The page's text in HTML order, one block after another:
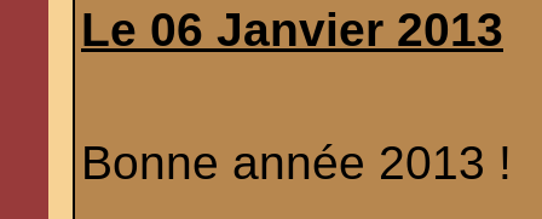
Le 06 Janvier 2013
Bonne année 2013 !